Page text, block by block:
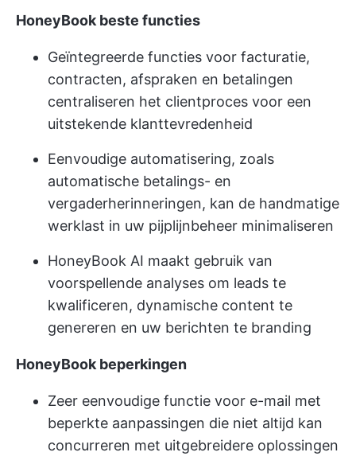
HoneyBook beste functies
Geïntegreerde functies voor facturatie,
contracten, afspraken en betalingen
centraliseren het clientproces voor een
uitstekende klanttevredenheid
Eenvoudige automatisering, zoals
automatische betalings- en
vergaderherinneringen, kan de handmatige
werklast in uw pijplijnbeheer minimaliseren
HoneyBook AI maakt gebruik van
voorspellende analyses om leads te
kwalificeren, dynamische content te
genereren en uw berichten te branding
HoneyBook beperkingen
Zeer eenvoudige functie voor e-mail met
beperkte aanpassingen die niet altijd kan
concurreren met uitgebreidere oplossingen